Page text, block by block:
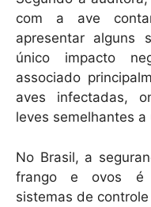
com a ave
apresentar alguns
único impacto
associado
aves infectadas,
leves semelhantes a
No Brasil, a
frango e ovos é
sistemas de